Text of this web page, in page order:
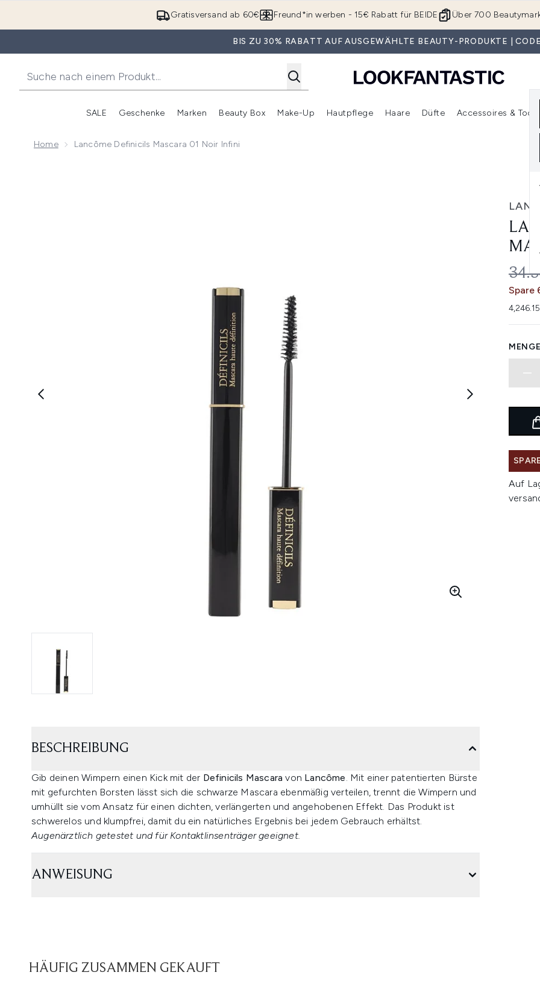
Zum Hauptinhalt springen
Gratisversand ab 60€ Über 700
Freund*in werben - 15€ Rabatt für BEIDE
BIS ZU 30% RABATT AUF AUSGEWÄHLTE BEAUTY-PRODUKTE |
SALE
Untermenü Anmelden (SALE)
Geschenke
Untermenü Anmelden (Geschenke)
Marken
Untermenü Anmelden (Marken)
Beauty Box
Untermenü Anmelden (Beauty Box)
Make-Up
Untermenü Anmelden (Make-Up)
Hautpflege
Untermenü Anmelden (Hautpflege)
Haare
Untermenü Anmelden (Haare)
Düfte Accessoires & Tools
Home Lancôme Definicils Mascara 01 Noir Infini
Spare
Auf
BESCHREIBUNG
Gib deinen Wimpern einen Kick mit der Definicils Mascaravon Lancôme. Mit einer patentierten Bürste
mit gefurchten Borsten lässt sich die schwarze Mascara ebenmäßig verteilen, trennt die Wimpern und
umhüllt sie vom Ansatz für einen dichten, verlängerten und angehobenen Effekt. Das Produkt ist
schwerelos und klumpfrei, damit du ein natürliches Ergebnis bei jedem Gebrauch erhältst.
Augenärztlich getestet und für Kontaktlinsenträger geeignet.
ANWEISUNG
HÄUFIG ZUSAMMEN GEKAUFT